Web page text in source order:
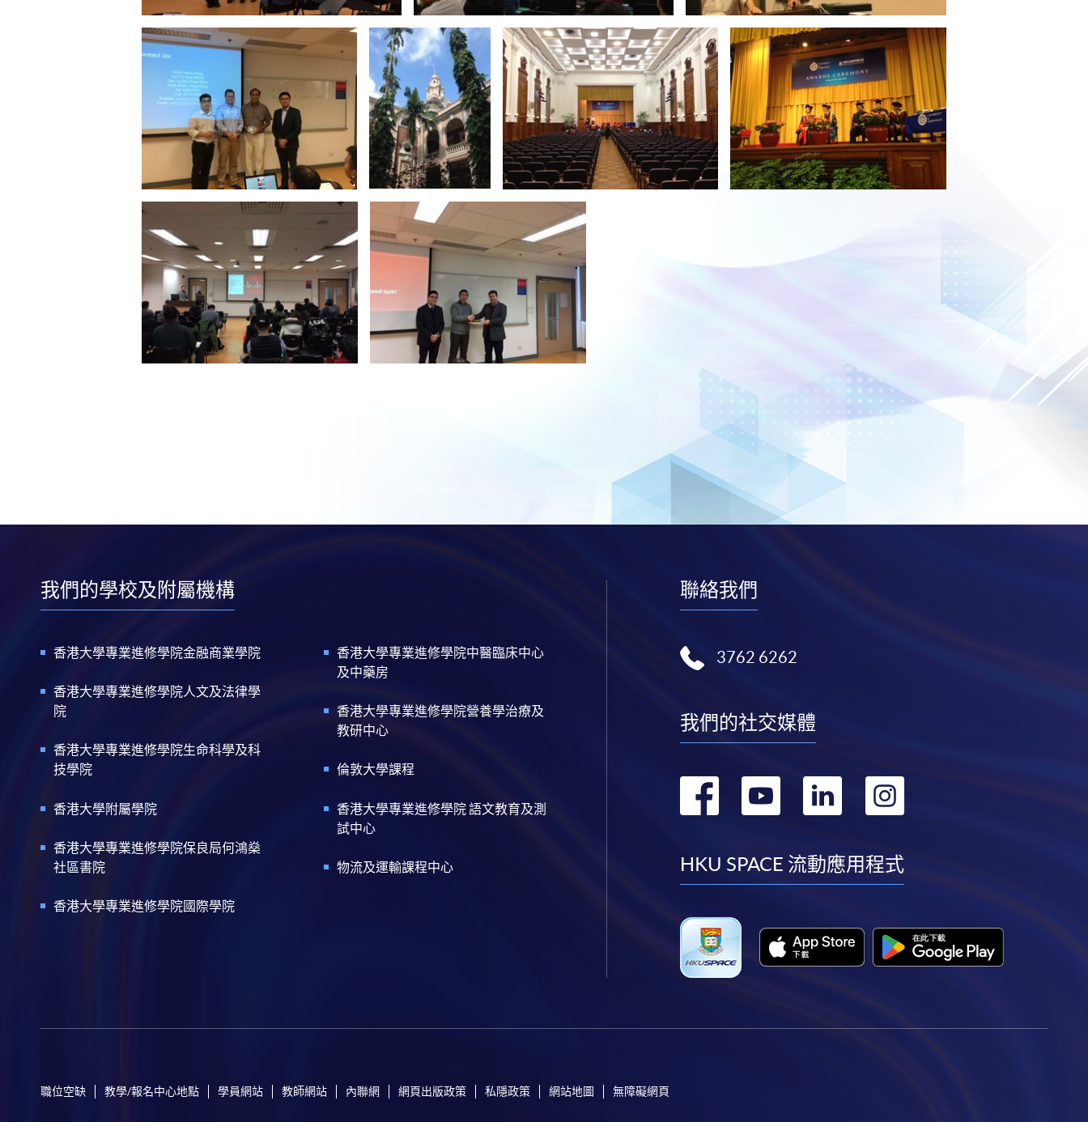
我們的學校及附屬機構
香港大學專業進修學院金融商業學院
香港大學專業進修學院人文及法律學
院
香港大學專業進修學院生命科學及科
技學院
香港大學附屬學院
香港大學專業進修學院保良局何鴻燊
社區書院
香港大學專業進修學院國際學院
香港大學專業進修學院中醫臨床中心
及中藥房
香港大學專業進修學院營養學治療及
教研中心
倫敦大學課程
香港大學專業進修學院 語文教育及測
試中心
物流及運輸課程中心
聯絡我們
3762 6262
我們的社交媒體
轉
facebook
轉
youtube
轉
linkedin
轉
instagram
HKU SPACE 流動應用程式
職位空缺 教學/報名中心地點 學員網站 教師網站 內聯網 網頁出版政策 私隱政策 網站地圖 無障礙網頁